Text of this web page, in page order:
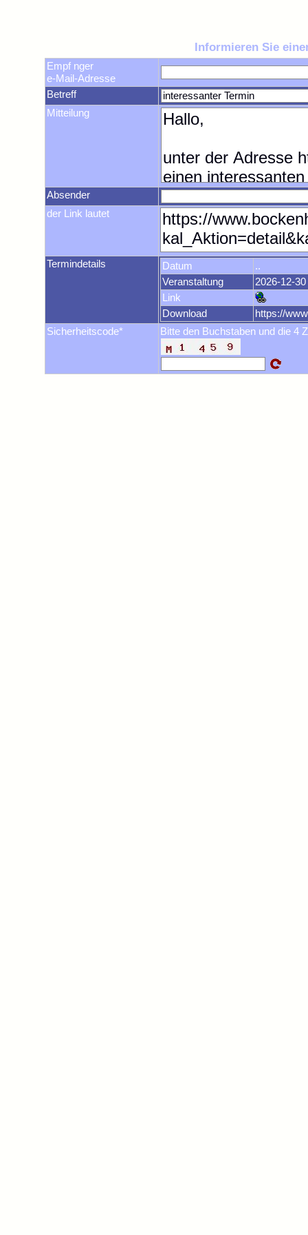
Informieren Sie
Empf nger
e-Mail-Adresse
Betreff
Mitteilung
Absender
der Link lautet
Termindetails Datum
..
Veranstaltung
2026-12-30
Link
Download
https://
Sicherheitscode*
Bitte den Buchstaben und die 4